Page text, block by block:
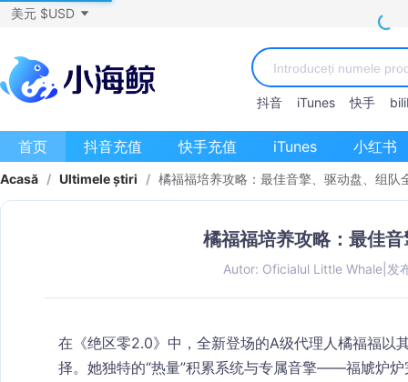
美元 $USD
抖音 iTunes 快手
首页 抖音充值 快手充值 iTunes 小红书
Acasă / Ultimele știri / 橘福福培养攻略：最佳音擎、驱动盘、组队
橘福福培养攻略：最佳
Autor: Oficialul Little Whale 发
在《绝区零2.0》中，全新登场的A级代理人橘福福以
择。她独特的“热量”积累系统与专属音擎——福虓炉炉